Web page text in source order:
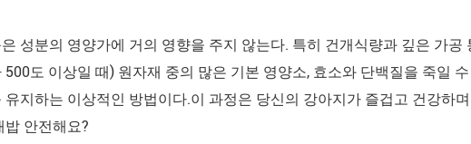
성분의 영양가에 거의 영향을 주지 않는다. 특히 건개식량과 깊은 가
500도 이상일 때) 원자재 중의 많은 기본 영양소, 효소와 단백질을 죽일
유지하는 이상적인 방법이다.이 과정은 당신의 강아지가 즐겁고 건강하
밥 안전해요?